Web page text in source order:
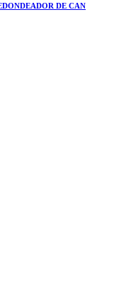
DE CAN